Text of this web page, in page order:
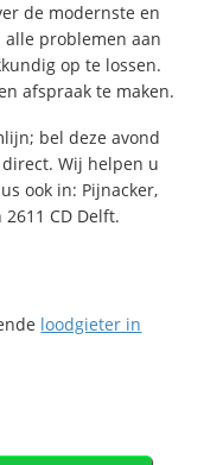
de modernste en
problemen aan
op te lossen.
afspraak te maken.
bel deze avond
Wij helpen u
ook in: Pijnacker,
CD Delft.
loodgieter in